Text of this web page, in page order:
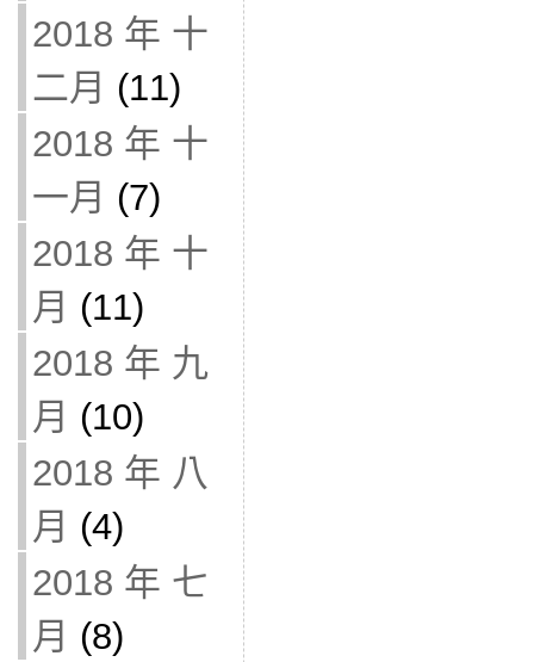
2018 年 十
二月 (11)
2018 年 十
一月 (7)
2018 年 十
月 (11)
2018 年 九
月 (10)
2018 年 八
月 (4)
2018 年 七
月 (8)